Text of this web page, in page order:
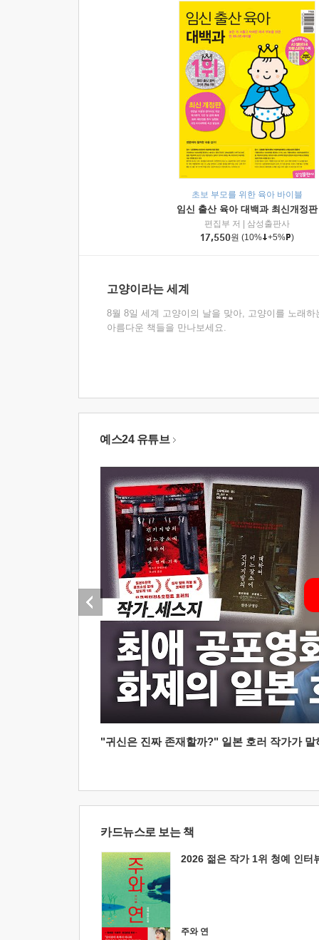
초보 부모를 위한 육아 바이블
임신 출산 육아 대백과 최신개정판
편집부 저
삼성출판사
17,550원 (10% +5% )
고양이라는 세계
8월 8일 세계 고양이의 날을 맞아, 고양이를 노래하
아름다운 책들을 만나보세요.
예스24 유튜브
"귀신은 진짜 존재할까?" 일본 호러 작가가
카드뉴스로 보는 책
2026 젊은 작가 1위 청예 인터
주와 연